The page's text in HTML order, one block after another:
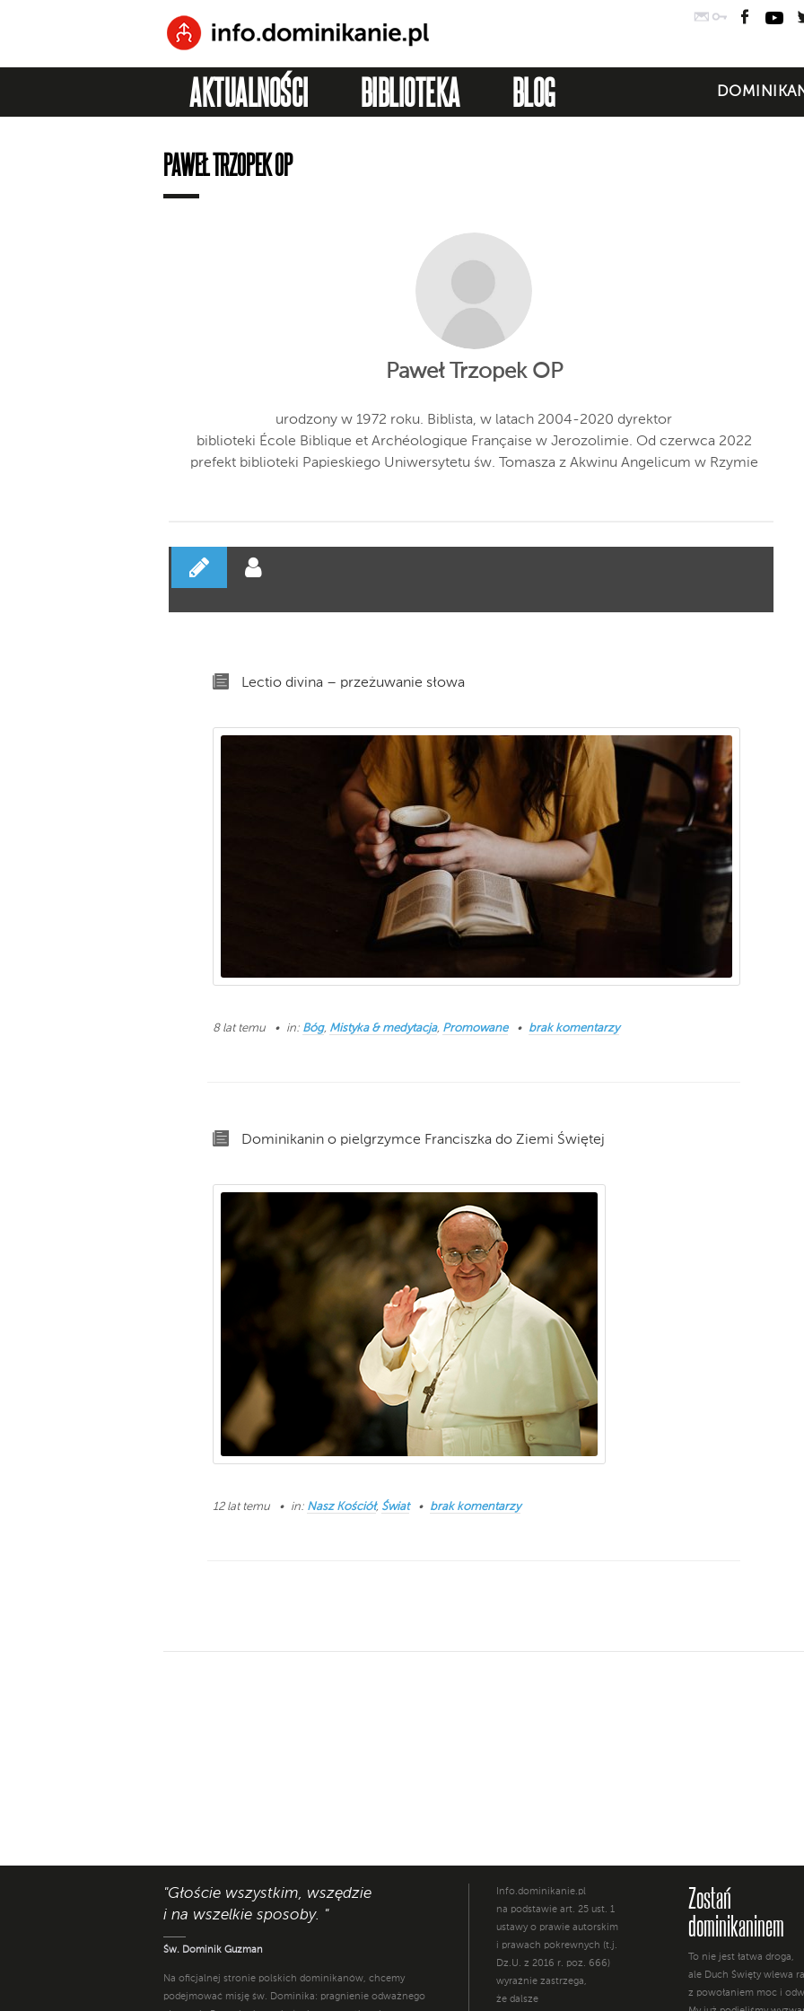
PocztaLogowanie
AKTUALNOŚCI BIBLIOTEKA BLOG
PAWEŁ TRZOPEK OP
Paweł Trzopek OP
urodzony w 1972 roku. Biblista, w latach 2004-2020 dyrektor
biblioteki École Biblique et Archéologique Française w Jerozolimie. Od czerwca 2022
prefekt biblioteki Papieskiego Uniwersytetu św. Tomasza z Akwinu Angelicum w Rzymie
Lectio divina – przeżuwanie słowa
8 lat temu in: Bóg, Mistyka & medytacja, Promowane brak komentarzy
Dominikanin o pielgrzymce Franciszka do Ziemi Świętej
12 lat temu in: Nasz Kościół, Świat brak komentarzy
"Głoście wszystkim, wszędzie
i na wszelkie sposoby. "
Św. Dominik Guzman
Na oficjalnej stronie polskich dominikanów, chcemy
podejmować misję św. Dominika: pragnienie odważnego
Info.dominikanie.pl
na podstawie art. 25 ust. 1
ustawy o prawie autorskim
i prawach pokrewnych (t.j.
Dz.U. z 2016 r. poz. 666)
wyraźnie zastrzega,
że dalsze
Zostań
dominikaninem
To nie jest łatwa droga,
ale Duch Święty wlewa
z powołaniem moc i